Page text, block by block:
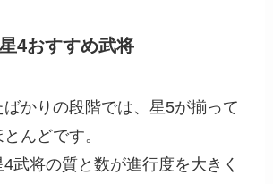
4おすすめ武将
かりの段階では、星5が揃って
んどです。
武将の質と数が進行度を大きく